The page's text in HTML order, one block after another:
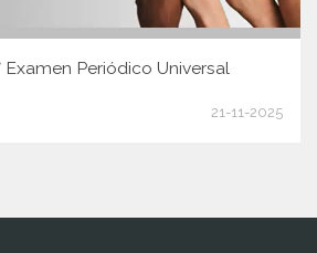
Examen Periódico Universal
21-11-2025